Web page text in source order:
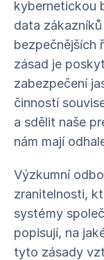
kybernetickou
data
bezpečnějších
zásad je
zabezpečení
činností
a sdělit naše
nám mají
Výzkumní
zranitelnosti,
systémy
popisují, na
tyto zásady